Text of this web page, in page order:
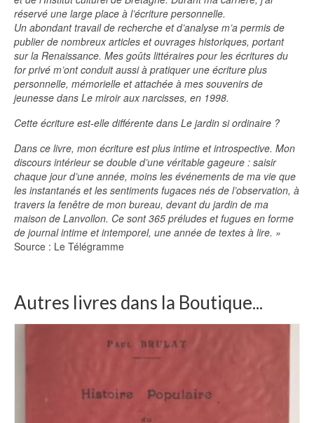
réservé une large place à l’écriture personnelle.
Un abondant travail de recherche et d’analyse m’a permis de
publier de nombreux articles et ouvrages historiques, portant
sur la Renaissance. Mes goûts littéraires pour les écritures du
for privé m’ont conduit aussi à pratiquer une écriture plus
personnelle, mémorielle et attachée à mes souvenirs de
jeunesse dans Le miroir aux narcisses, en 1998.
Cette écriture est-elle différente dans Le jardin si ordinaire ?
Dans ce livre, mon écriture est plus intime et introspective. Mon
discours intérieur se double d’une véritable gageure : saisir
chaque jour d’une année, moins les événements de ma vie que
les instantanés et les sentiments fugaces nés de l’observation, à
travers la fenêtre de mon bureau, devant du jardin de ma
maison de Lanvollon. Ce sont 365 préludes et fugues en forme
de journal intime et intemporel, une année de textes à lire. »
Source : Le Télégramme
Autres livres dans la Boutique...